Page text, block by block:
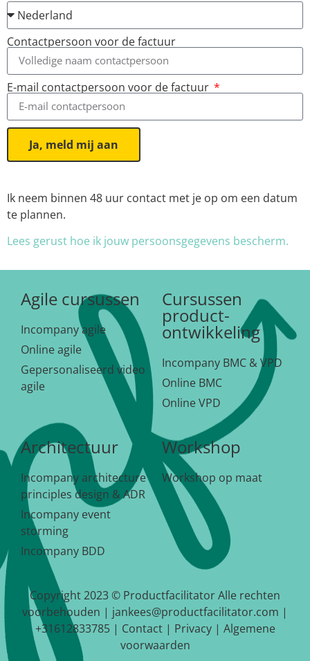
Contactpersoon voor de factuur
E-mail contactpersoon voor de factuur
Ja, meld mij aan
Ik neem binnen 48 uur contact met je op om een datum
te plannen.
Lees gerust hoe ik jouw persoonsgegevens bescherm.
Agile cursussen
Incompany agile
Online agile
Gepersonaliseerd video
agile
Cursussen
product-
ontwikkeling
Incompany BMC & VPD
Online BMC
Online VPD
Architectuur
Incompany architecture
principles design & ADR
Incompany event
storming
Incompany BDD
Workshop
Workshop op maat
Copyright 2023 © Productfacilitator Alle rechten
voorbehouden | jankees@productfacilitator.com |
+31612833785 | Contact| Privacy| Algemene
voorwaarden